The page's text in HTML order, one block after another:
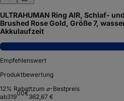
ULTRAHUMAN Ring AIR, Schlaf-
Brushed Rose Gold, Größe 7,
Akkulaufzeit
7,3
Empfehlenswert
Produktbewertung
12% Rabattzum ⌀-Bestpreis
ab31900€362,67 €